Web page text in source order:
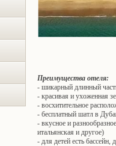
Преимущества отеля:
- шикарный длинный
- красивая и ухоженная
- восхитительное
- бесплатный шатл в
- вкусное и
итальянская и другое)
- для детей есть